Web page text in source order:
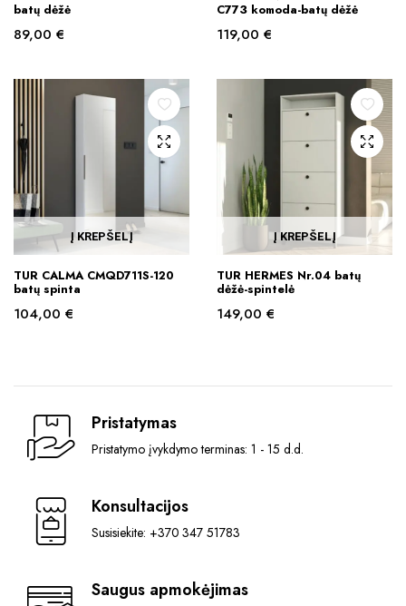
batų dėžė
89,00 €
C773 komoda-batų dėžė
119,00 €
Į KREPŠELĮ
TUR CALMA CMQD711S-120
batų spinta
104,00 €
Į KREPŠELĮ
TUR HERMES Nr.04 batų
dėžė-spintelė
149,00 €
Pristatymas
Pristatymo įvykdymo terminas: 1 - 15 d.d.
Konsultacijos
Susisiekite: +370 347 51783
Saugus apmokėjimas